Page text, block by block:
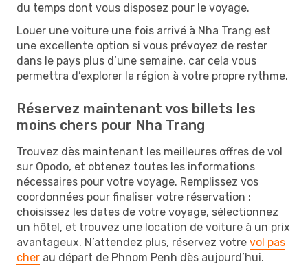
du temps dont vous disposez pour le voyage.
Louer une voiture une fois arrivé à Nha Trang est
une excellente option si vous prévoyez de rester
dans le pays plus d’une semaine, car cela vous
permettra d’explorer la région à votre propre rythme.
Réservez maintenant vos billets les
moins chers pour Nha Trang
Trouvez dès maintenant les meilleures offres de vol
sur Opodo, et obtenez toutes les informations
nécessaires pour votre voyage. Remplissez vos
coordonnées pour finaliser votre réservation :
choisissez les dates de votre voyage, sélectionnez
un hôtel, et trouvez une location de voiture à un prix
avantageux. N’attendez plus, réservez votre vol pas
cher au départ de Phnom Penh dès aujourd’hui.